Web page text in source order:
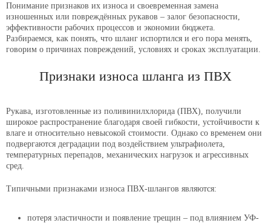
Понимание признаков их износа и своевременная замена
изношенных или повреждённых рукавов – залог безопасности,
эффективности рабочих процессов и экономии бюджета.
Разбираемся, как понять, что шланг испортился и его пора менять,
говорим о причинах повреждений, условиях и сроках эксплуатации.
Признаки износа шланга из ПВХ
Рукава, изготовленные из поливинилхлорида (ПВХ), получили
широкое распространение благодаря своей гибкости, устойчивости к
влаге и относительно невысокой стоимости. Однако со временем они
подвергаются деградации под воздействием ультрафиолета,
температурных перепадов, механических нагрузок и агрессивных
сред.
Типичными признаками износа ПВХ-шлангов являются:
потеря эластичности и появление трещин – под влиянием УФ-